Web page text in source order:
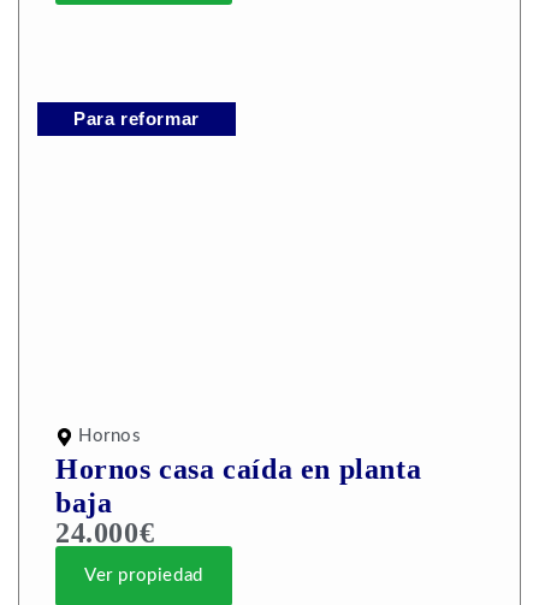
Para reformar
Hornos
Hornos casa caída en planta
baja
24.000€
Ver propiedad